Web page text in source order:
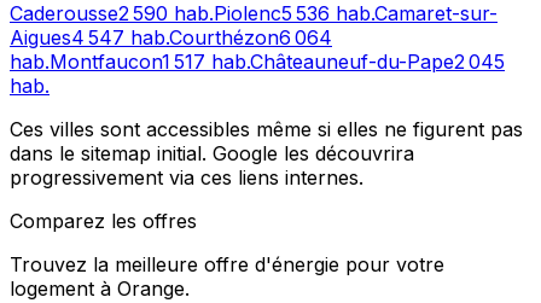
Caderousse2 590 hab.Piolenc5 536 hab.Camaret-sur-
Aigues4 547 hab.Courthézon6 064
hab.Montfaucon1 517 hab.Châteauneuf-du-Pape2 045
hab.
Ces villes sont accessibles même si elles ne figurent pas
dans le sitemap initial. Google les découvrira
progressivement via ces liens internes.
Comparez les offres
Trouvez la meilleure offre d'énergie pour votre
logement à Orange.